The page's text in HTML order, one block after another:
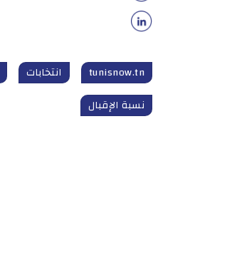
tunisnow.tn انتخابات
نسبة الإقبال